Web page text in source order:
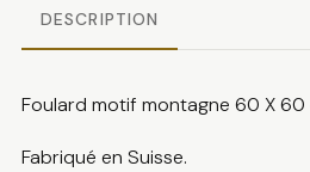
DESCRIPTION
Foulard motif montagne 60 X 60
Fabriqué en Suisse.